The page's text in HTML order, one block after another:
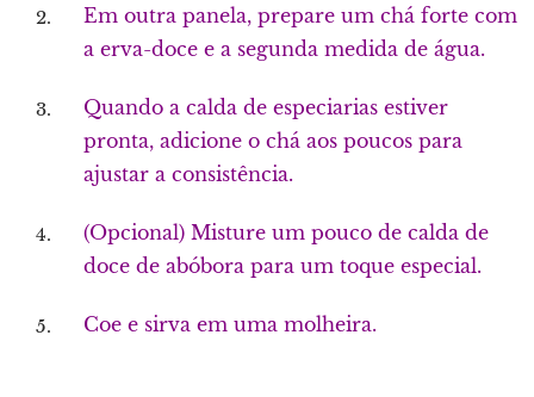
Em outra panela, prepare um chá forte com
a erva-doce e a segunda medida de água.
Quando a calda de especiarias estiver
pronta, adicione o chá aos poucos para
ajustar a consistência.
(Opcional) Misture um pouco de calda de
doce de abóbora para um toque especial.
Coe e sirva em uma molheira.